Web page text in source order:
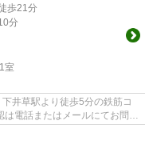
歩21分
分
1室
井草駅より徒歩5分の鉄筋コ